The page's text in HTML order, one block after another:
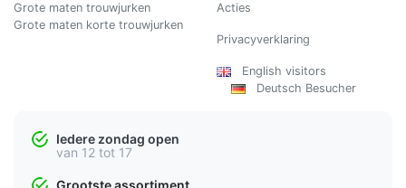
Grote maten trouwjurken
Grote maten korte trouwjurken
Acties
Privacyverklaring
English visitors
Deutsch Besucher
Iedere zondag open
van 12 tot 17
Grootste assortiment